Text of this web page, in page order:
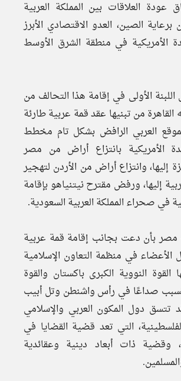
عودة العلاقات بين المملكة العربية
برعاية الصين، العدو الاقتصادي الأبرز
الأمريكية في منطقة الشرق الأوسط
الأولى في إقامة هذا التحالف من
من تبنيها عقد قمة عربية طارئة
العربي الرافض بشكل تام مخطط
الأمريكية بانتزاع أراض من مصر
إليها، وانتزاع أراض من الأردن لتهجير
إليها، ورفض مقترح نيتنياهو بإقامة
في صحراء المملكة العربية السعودية.
مصر بأن دعت بجانب إقامة قمة عربية
الأعضاء في منظمة التعاون الإسلامية
النووية الكبرى باكستان والقوة
تسبب صداعًا في رأس واشنطن وتل أبيب
تتسق دول المكون العربي والإسلامي
التي تعد قضية القضايا في
وقضية ذات أبعاد دينية وعقائدية